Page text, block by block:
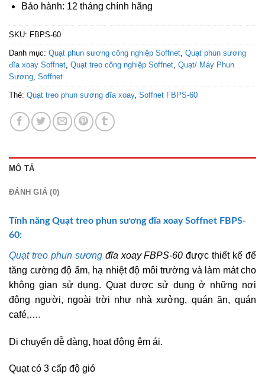
Bảo hành: 12 tháng chính hãng
SKU: FBPS-60
Danh mục: Quạt phun sương công nghiệp Soffnet, Quạt phun sương
đĩa xoay Soffnet, Quạt treo công nghiệp Soffnet, Quạt/ Máy Phun
Sương, Soffnet
Thẻ: Quạt treo phun sương đĩa xoay, Soffnet FBPS-60
MÔ TẢ
ĐÁNH GIÁ (0)
Tính năng Quạt treo phun sương đĩa xoay Soffnet FBPS-
60:
Quạt treo phun sươngđĩa xoay FBPS-60 được thiết kế để
tăng cường độ ẩm, hạ nhiệt độ môi trường và làm mát cho
không gian sử dụng. Quạt được sử dụng ở những nơi
đông người, ngoài trời như nhà xưởng, quán ăn, quán
café,….
Di chuyển dễ dàng, hoạt động êm ái.
Quạt có 3 cấp độ gió